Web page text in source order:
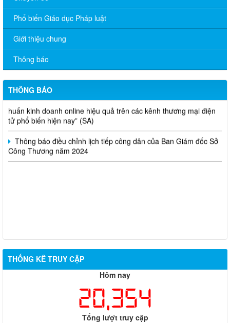
Phổ biến Giáo dục Pháp luật
Giới thiệu chung
Thông báo
THÔNG BÁO
V/v đề nghị báo cáo hệ thống phân phối, nhãn hiệu hàng hóa
và hoạt động mua bán khí trên địa bàn tỉnh năm 2025 (nhắc lần
Thông báo lựa chọn nhà thầu thực hiện gói thầu: “tổ chức tập
huấn kinh doanh online hiệu quả trên các kênh thương mại điện
tử phổ biến hiện nay” (SA)
Thông báo điều chỉnh lịch tiếp công dân của Ban Giám đốc Sở
Công Thương năm 2024
THỐNG KÊ TRUY CẬP
Hôm nay
20,354
Tổng lượt truy cập